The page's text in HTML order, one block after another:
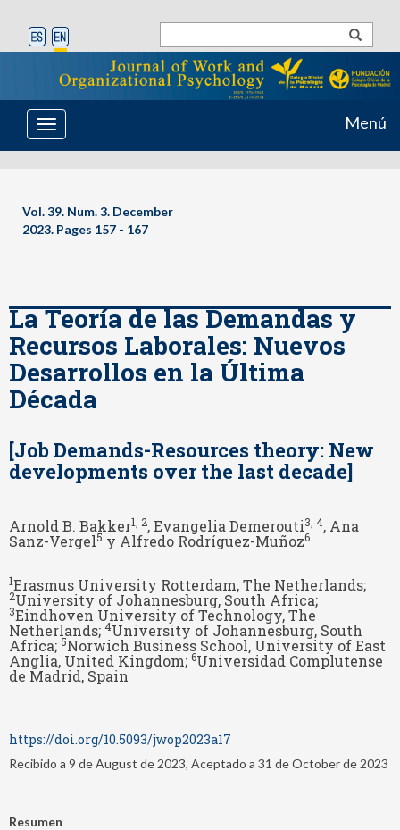
Toggle
navigation
Menú
Vol. 39. Num. 3. December
2023. Pages 157 - 167
La Teoría de las Demandas y
Recursos Laborales: Nuevos
Desarrollos en la Última
Década
[Job Demands-Resources theory: New
developments over the last decade]
Arnold B. Bakker1 , 2, Evangelia Demerouti3 , 4, Ana
Sanz-Vergel5 y Alfredo Rodríguez-Muñoz6
1Erasmus University Rotterdam, The Netherlands;
2University of Johannesburg, South Africa;
3Eindhoven University of Technology, The
Netherlands; 4University of Johannesburg, South
Africa; 5Norwich Business School, University of East
Anglia, United Kingdom; 6Universidad Complutense
de Madrid, Spain
https://doi.org/10.5093/jwop2023a17
Recibido a 9 de August de 2023, Aceptado a 31 de October de 2023
Resumen